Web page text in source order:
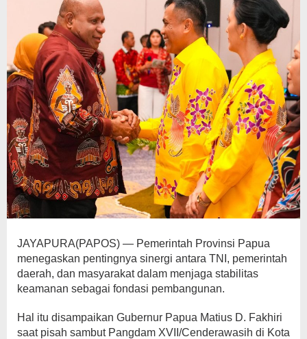
JAYAPURA(PAPOS) — Pemerintah Provinsi Papua
menegaskan pentingnya sinergi antara TNI, pemerintah
daerah, dan masyarakat dalam menjaga stabilitas
keamanan sebagai fondasi pembangunan.
Hal itu disampaikan Gubernur Papua Matius D. Fakhiri
saat pisah sambut Pangdam XVII/Cenderawasih di Kota